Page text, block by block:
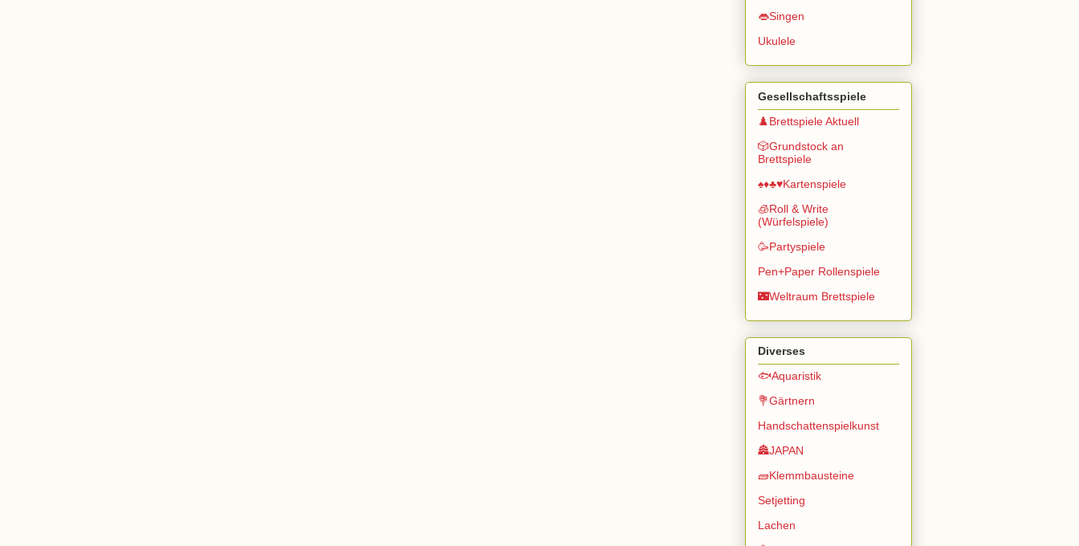
👄Singen
Ukulele
Gesellschaftsspiele
♟️Brettspiele Aktuell
🎲Grundstock an
Brettspiele
♠️♦️♣️♥️Kartenspiele
🧊Roll & Write
(Würfelspiele)
🥳Partyspiele
Pen+Paper Rollenspiele
🌃Weltraum Brettspiele
Diverses
🐟Aquaristik
💐Gärtnern
Handschattenspielkunst
🏯JAPAN
🧱Klemmbausteine
Setjetting
Lachen